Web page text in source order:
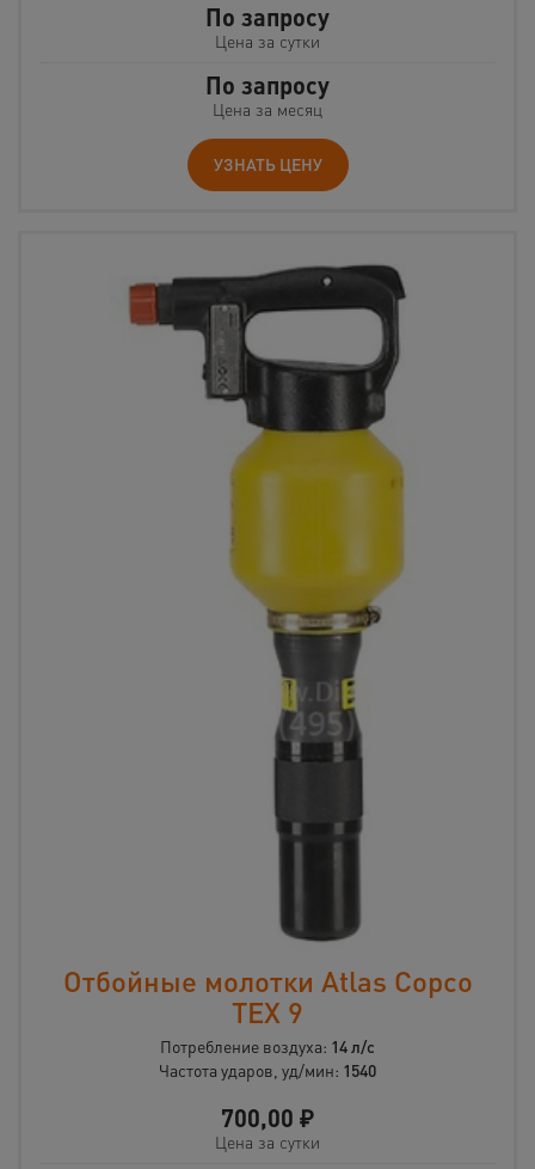
По запросу
Цена за сутки
По запросу
Цена за месяц
УЗНАТЬ ЦЕНУ
Отбойные молотки Atlas Copco
TEX 9
Потребление воздуха: 14 л/с
Частота ударов, уд/мин: 1540
700,00 ₽
Цена за сутки